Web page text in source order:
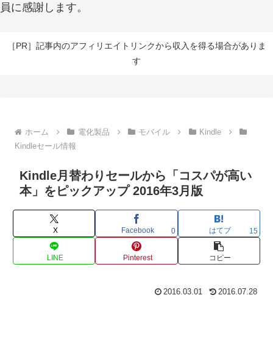
員に感謝します。
［PR］記事内のアフィリエイトリンクから収入を得る場合がありま
す
ホーム 電化製品 モバイル
Kindle
Kindleセール情報
Kindle月替わりセールから「コスパが高い
本」をピックアップ 2016年3月版
X Facebook 0 はてブ 15
LINE Pinterest コピー
2016.03.01 2016.07.28